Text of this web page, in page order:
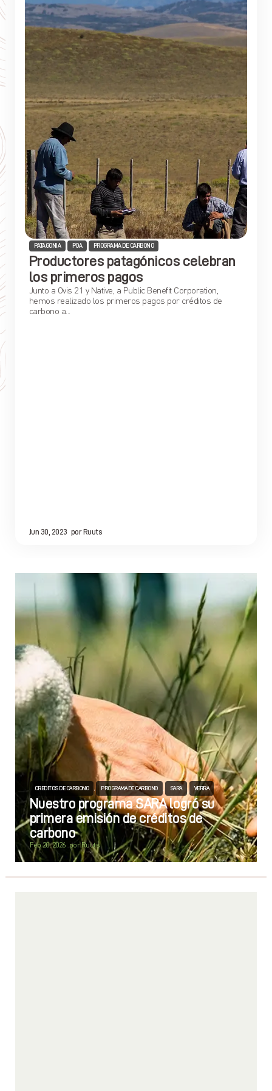
PATAGONIA POA PROGRAMA DE CARBONO
Productores patagónicos celebran
los primeros pagos
Junto a Ovis 21 y Native, a Public Benefit Corporation,
hemos realizado los primeros pagos por créditos de
carbono a...
Jun 30, 2023 porRuuts
Quizás pueda interesarte
CREDITOS DE CARBONO PROGRAMA DE CARBONO SARA VERRA
Nuestro programa SARA logró su
primera emisión de créditos de
carbono
Feb 20, 2026 porRuuts